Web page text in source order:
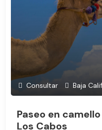
Consultar Baja
Paseo en
Los Cabos